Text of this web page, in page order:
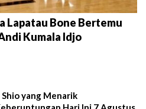
Lapatau Bone Bertemu
Kumala Idjo
Shio yang Menarik